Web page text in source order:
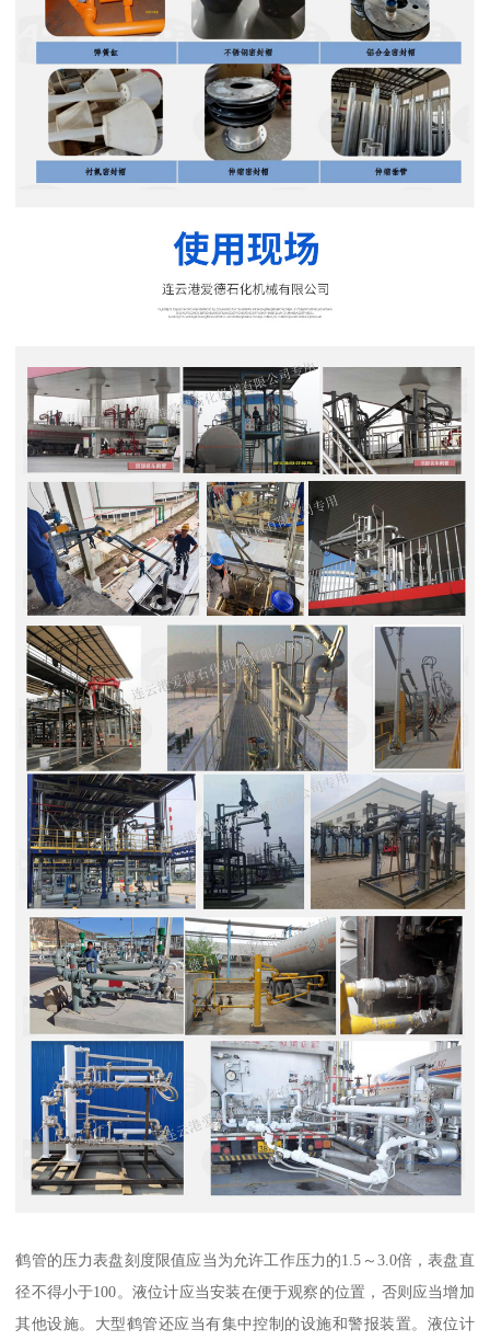
鹤管的压力表盘刻度限值应当为允许工作压力的1.5～3.0倍，表盘直
径不得小于100。液位计应当安装在便于观察的位置，否则应当增加
其他设施。大型鹤管还应当有集中控制的设施和警报装置。液位计